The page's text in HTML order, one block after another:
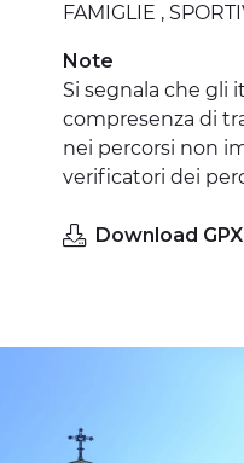
FAMIGLIE ,
Note
Si segnala che gli
compresenza di
nei percorsi non
verificatori dei
Download GPX